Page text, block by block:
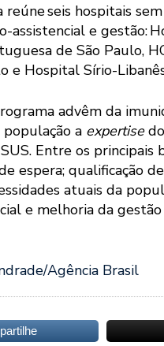
reúne seis hospitais
assistencial e gestão:
de São Paulo,
e Hospital Sírio-
advêm da
a expertise
Entre os
espera; qualificação
atuais da
e melhoria da
Agência Brasil